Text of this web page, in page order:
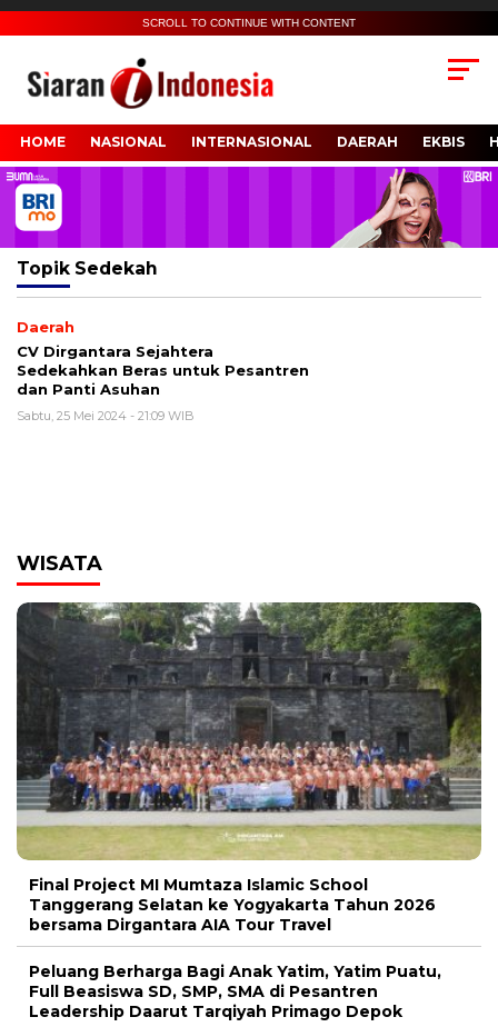
SCROLL TO CONTINUE WITH CONTENT
HOME NASIONAL INTERNASIONAL DAERAH EKBIS
Topik Sedekah
Daerah
CV Dirgantara Sejahtera
Sedekahkan Beras untuk Pesantren
dan Panti Asuhan
Sabtu, 25 Mei 2024 - 21:09 WIB
WISATA
Final Project MI Mumtaza Islamic School
Tanggerang Selatan ke Yogyakarta Tahun 2026
bersama Dirgantara AIA Tour Travel
Peluang Berharga Bagi Anak Yatim, Yatim Puatu,
Full Beasiswa SD, SMP, SMA di Pesantren
Leadership Daarut Tarqiyah Primago Depok